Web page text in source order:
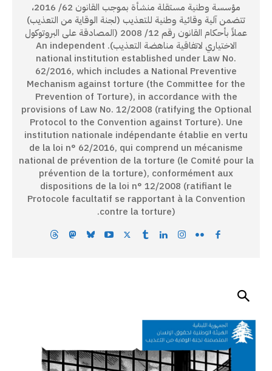
مؤسسة وطنية مستقلة منشأة بموجب القانون 62/ 2016،
تتضمن آلية وقائية وطنية للتعذيب (لجنة الوقاية من التعذيب)
عملاً بأحكام القانون رقم 12/ 2008 (المصادقة على البروتوكول
الاختياري لاتفاقية مناهضة التعذيب). An independent
national institution established under Law No.
62/2016, which includes a National Preventive
Mechanism against torture (the Committee for the
Prevention of Torture), in accordance with the
provisions of Law No. 12/2008 (ratifying the Optional
Protocol to the Convention against Torture). Une
institution nationale indépendante établie en vertu
de la loi n° 62/2016, qui comprend un mécanisme
national de prévention de la torture (le Comité pour la
prévention de la torture), conformément aux
dispositions de la loi n° 12/2008 (ratifiant le
Protocole facultatif se rapportant à la Convention
contre la torture).